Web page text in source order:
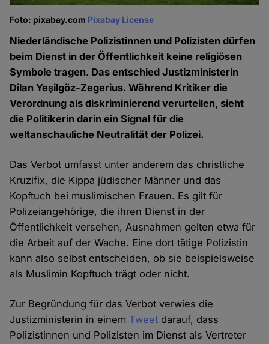
Foto: pixabay.com Pixabay License
Niederländische Polizistinnen und Polizisten dürfen
beim Dienst in der Öffentlichkeit keine religiösen
Symbole tragen. Das entschied Justizministerin
Dilan Yeşilgöz-Zegerius. Während Kritiker die
Verordnung als diskriminierend verurteilen, sieht
die Politikerin darin ein Signal für die
weltanschauliche Neutralität der Polizei.
Das Verbot umfasst unter anderem das christliche
Kruzifix, die Kippa jüdischer Männer und das
Kopftuch bei muslimischen Frauen. Es gilt für
Polizeiangehörige, die ihren Dienst in der
Öffentlichkeit versehen, Ausnahmen gelten etwa für
die Arbeit auf der Wache. Eine dort tätige Polizistin
kann also selbst entscheiden, ob sie beispielsweise
als Muslimin Kopftuch trägt oder nicht.
Zur Begründung für das Verbot verwies die
Justizministerin in einem Tweet darauf, dass
Polizistinnen und Polizisten im Dienst als Vertreter